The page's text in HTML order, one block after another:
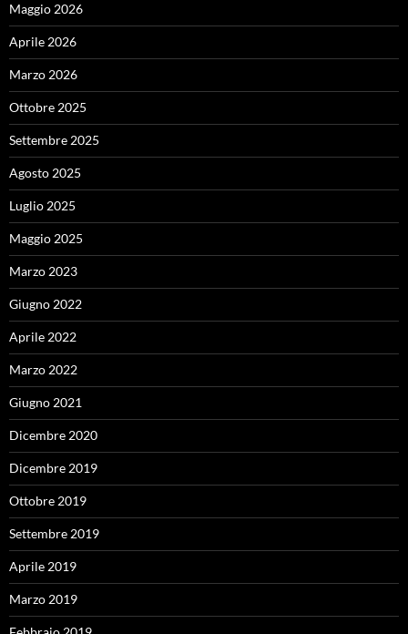
Maggio 2026
Aprile 2026
Marzo 2026
Ottobre 2025
Settembre 2025
Agosto 2025
Luglio 2025
Maggio 2025
Marzo 2023
Giugno 2022
Aprile 2022
Marzo 2022
Giugno 2021
Dicembre 2020
Dicembre 2019
Ottobre 2019
Settembre 2019
Aprile 2019
Marzo 2019